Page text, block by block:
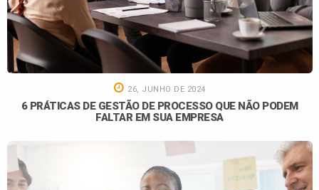
26, JUNHO DE 2024
6 PRÁTICAS DE GESTÃO DE PROCESSO QUE NÃO PODEM
FALTAR EM SUA EMPRESA